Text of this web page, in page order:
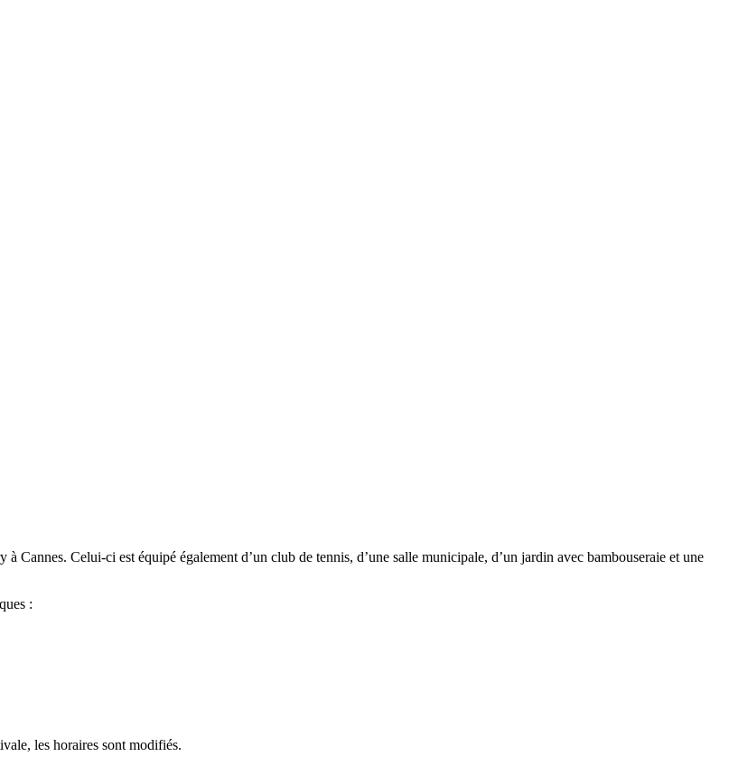
Celui-ci est équipé également d’un club de tennis, d’une salle municipale, d’un jardin avec bambouseraie et une
:
les horaires sont modifiés.